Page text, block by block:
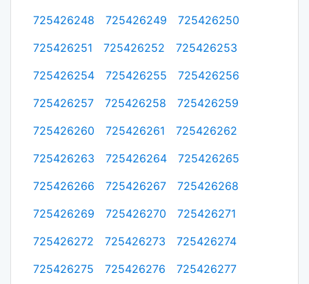
725426248
725426249
725426250
725426251
725426252
725426253
725426254
725426255
725426256
725426257
725426258
725426259
725426260
725426261
725426262
725426263
725426264
725426265
725426266
725426267
725426268
725426269
725426270
725426271
725426272
725426273
725426274
725426275
725426276 725426277